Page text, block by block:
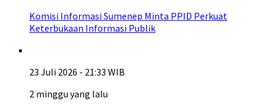
Komisi Informasi Sumenep Minta PPID Perkuat
Keterbukaan Informasi Publik
23 Juli 2026 - 21:33 WIB
2 minggu yang lalu